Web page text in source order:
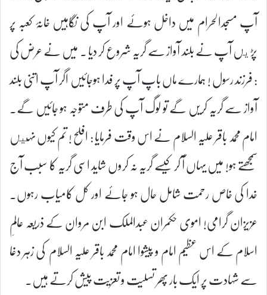
آپ مسجدالحرام میں داخل ہوئے اور آپ کی نگاہیں خانۂ کعبہ پر
پڑيں آپ نے بلند آواز سے گریہ شروع کر دیا ۔ میں نے عرض کی
: فرزند رسول ! ہمارے ماں باپ آپ پر فدا ہوجائیں اگر آپ اتنی بلند
آواز سے گریہ کریں گے تو لوگ آپ کی طرف متوجہ ہو جائیں گے۔
امام محمد باقر علیہ السلام نے اس وقت فرمایا : افلح ! تم کیوں نہيں
سمجھتے ہو! میں یہاں آ کر کیسے گریہ نہ کروں شاید اسی گریہ کا سبب آج
خدا کی خاص رحمت شامل حال ہو جائے اور کل کامیاب رہوں۔
عزیزان گرامی! اموی حکمران عبدالملک ابن مروان کے ذریعہ عالمِ
اسلام کے اس عظیم امام و پیشوا امام محمد باقر علیہ السلام کی زہر دغا
سے شہادت پر ایک بار پھر تسلیت و تعزیت پیش کرتے ہیں۔